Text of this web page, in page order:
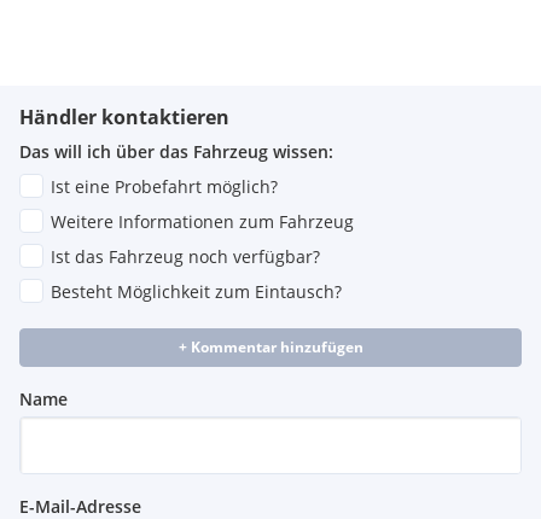
Händler kontaktieren
Das will ich über das Fahrzeug wissen:
Ist eine Probefahrt möglich?
Weitere Informationen zum Fahrzeug
Ist das Fahrzeug noch verfügbar?
Besteht Möglichkeit zum Eintausch?
+ Kommentar hinzufügen
Name
E-Mail-Adresse